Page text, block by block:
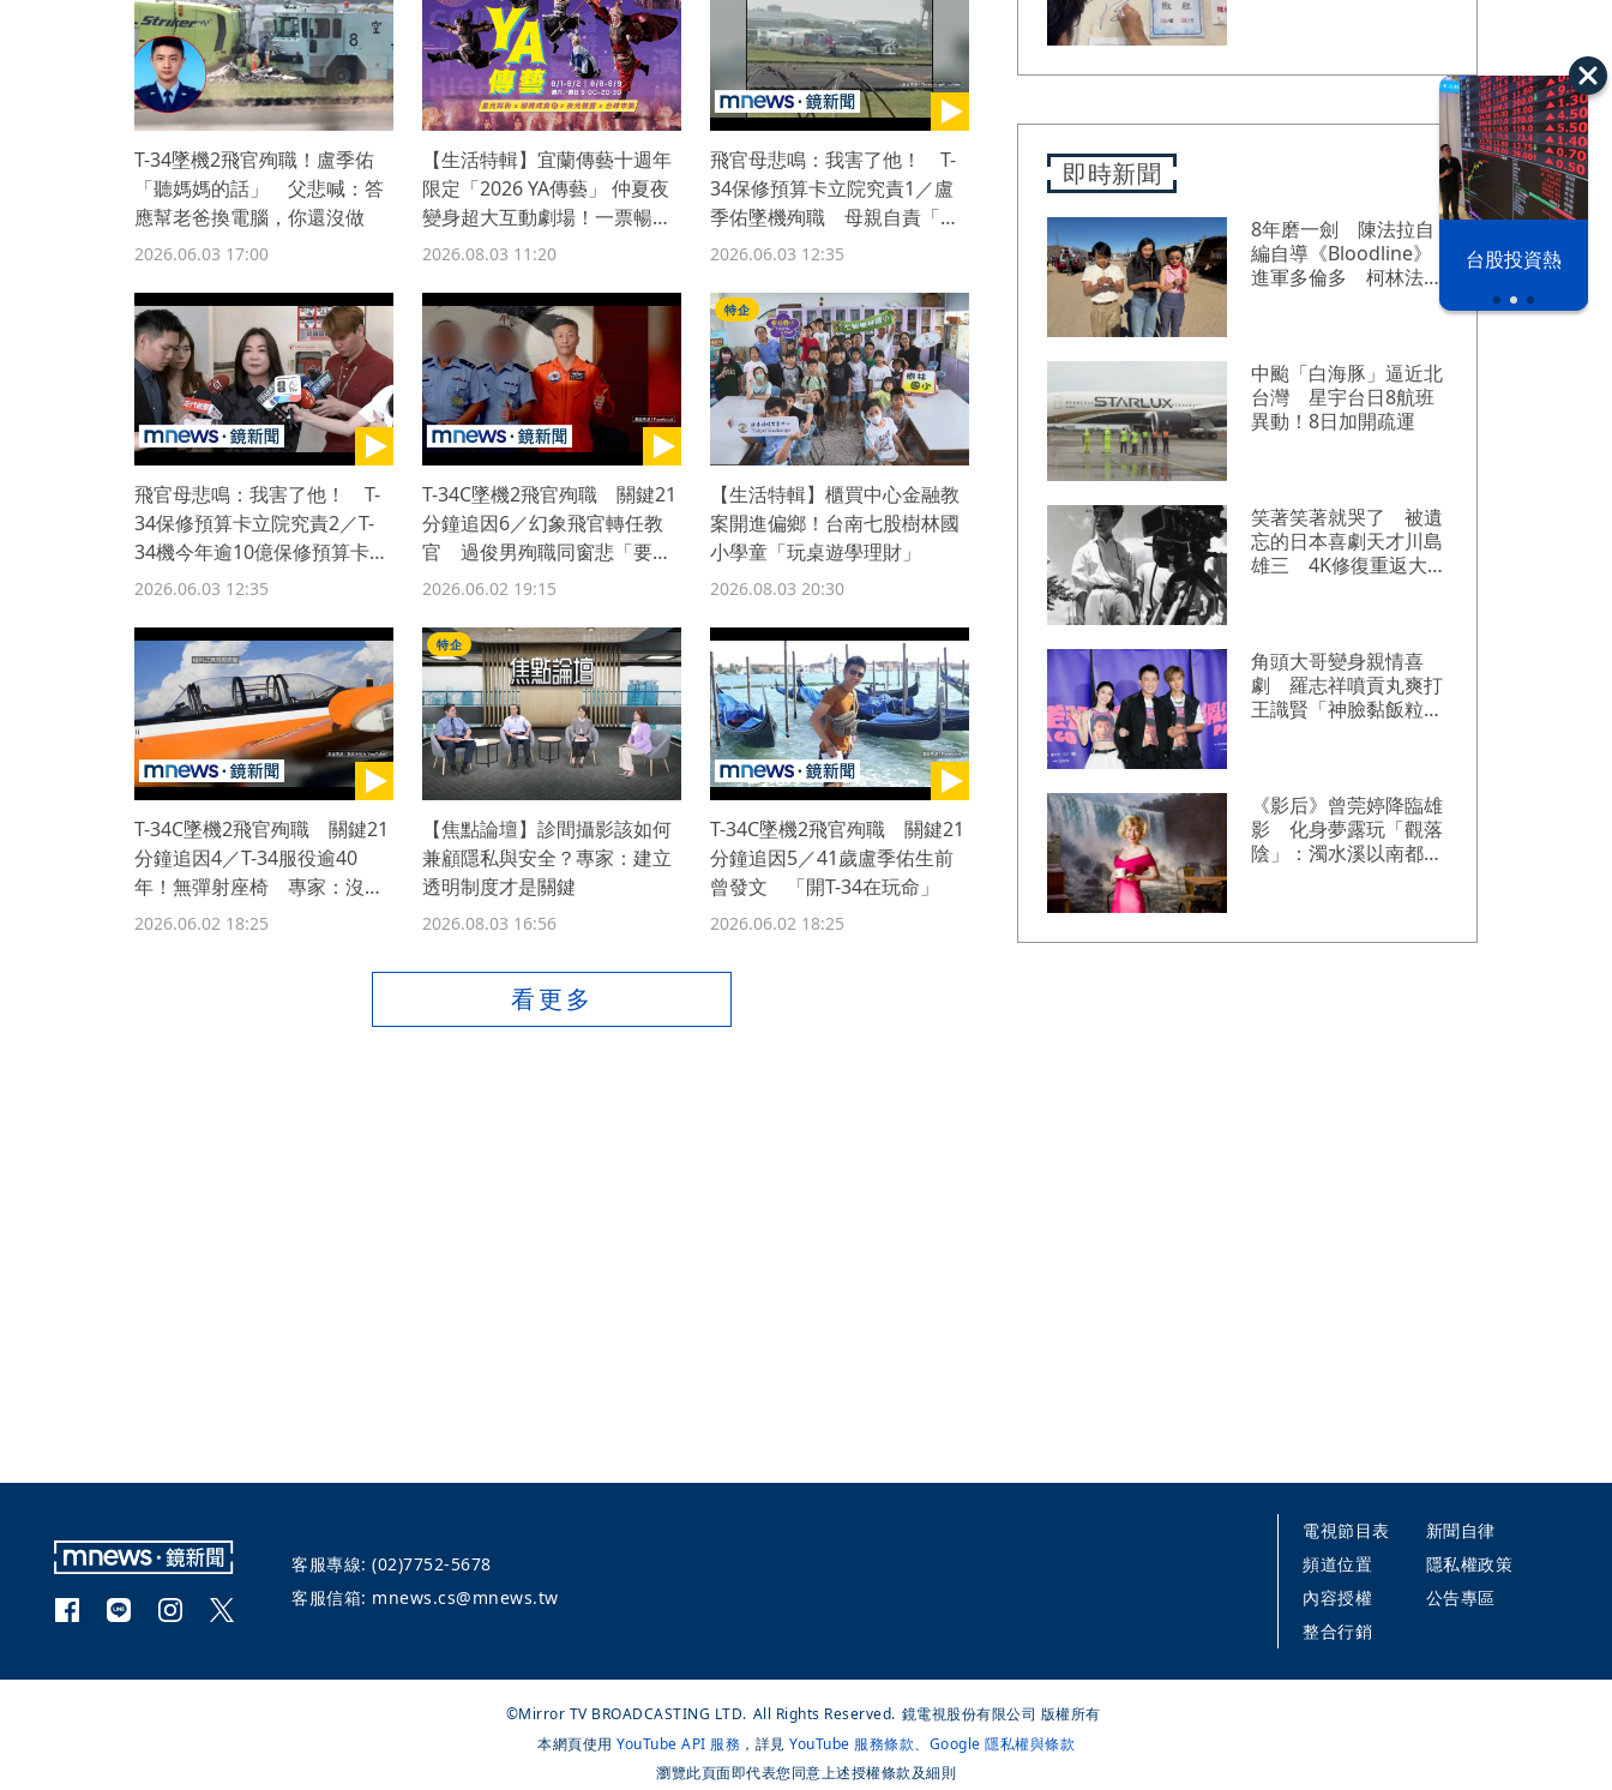
以色列 穹頂
之下
台股投資熱
T-34墜機2飛官殉職！盧季佑
「聽媽媽的話」 父悲喊：答
應幫老爸換電腦，你還沒做
2026.06.03 17:00
【生活特輯】宜蘭傳藝十週年
限定「2026 YA傳藝」 仲夏夜
變身超大互動劇場！一票暢玩
日夜
2026.08.03 11:20
飛官母悲鳴：我害了他！ T-
34保修預算卡立院究責1／盧
季佑墜機殉職 母親自責「不
該留他在岡山」
2026.06.03 12:35
飛官母悲鳴：我害了他！ T-
34保修預算卡立院究責2／T-
34機今年逾10億保修預算卡立
院 馬文君：未造成影響
2026.06.03 12:35
T-34C墜機2飛官殉職 關鍵21
分鐘追因6／幻象飛官轉任教
官 過俊男殉職同窗悲「要思
念的多一人」
2026.06.02 19:15
特企
【生活特輯】櫃買中心金融教
案開進偏鄉！台南七股樹林國
小學童「玩桌遊學理財」
2026.08.03 20:30
T-34C墜機2飛官殉職 關鍵21
分鐘追因4／T-34服役逾40
年！無彈射座椅 專家：沒跑
道就會迫降失敗
2026.06.02 18:25
特企
【焦點論壇】診間攝影該如何
兼顧隱私與安全？專家：建立
透明制度才是關鍵
2026.08.03 16:56
T-34C墜機2飛官殉職 關鍵21
分鐘追因5／41歲盧季佑生前
曾發文 「開T-34在玩命」
2026.06.02 18:25
看更多
即時新聞
8年磨一劍 陳法拉自
編自導《Bloodline》
進軍多倫多 柯林法洛
中颱「白海豚」逼近北
台灣 星宇台日8航班
異動！8日加開疏運
笑著笑著就哭了 被遺
忘的日本喜劇天才川島
雄三 4K修復重返大銀
角頭大哥變身親情喜
劇 羅志祥噴貢丸爽打
王識賢「神臉黏飯粒」
《影后》曾莞婷降臨雄
影 化身夢露玩「觀落
陰」：濁水溪以南都是
客服專線: (02)7752-5678
客服信箱: mnews.cs@mnews.tw
電視節目表
新聞自律
頻道位置
隱私權政策
內容授權
公告專區
整合行銷
©Mirror TV BROADCASTING LTD. All Rights Reserved. 鏡電視股份有限公司 版權所有
本網頁使用 YouTube API 服務 ，詳見 YouTube 服務條款、 Google 隱私權與條款
瀏覽此頁面即代表您同意上述授權條款及細則